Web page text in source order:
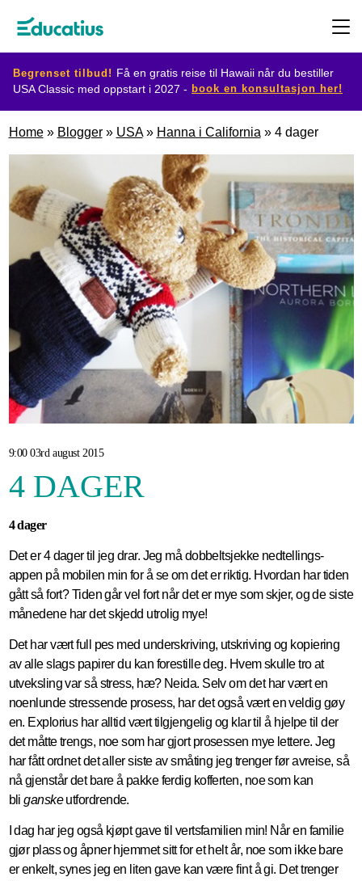
Begrenset tilbud! Få en gratis reise til Hawaii når du bestiller
USA Classic med oppstart i 2027 - book en konsultasjon her!
Utvekslingsprogram
Planlegg
din
utveksling
Bli
vertsfamilie
Home» Blogger» USA» Hanna i California » 4 dager
9:00 03rd august 2015
4 DAGER
4 dager
Det er 4 dager til jeg drar. Jeg må dobbeltsjekke nedtellings-
appen på mobilen min for å se om det er riktig. Hvordan har tiden
gått så fort? Tiden går vel fort når det er mye som skjer, og de siste
månedene har det skjedd utrolig mye!
Det har vært full pes med underskriving, utskriving og kopiering
av alle slags papirer du kan forestille deg. Hvem skulle tro at
utveksling var så stress, hæ? Neida. Selv om det har vært en
noenlunde stressende prosess, har det også vært en veldig gøy
en. Explorius har alltid vært tilgjengelig og klar til å hjelpe til der
det måtte trengs, noe som har gjort prosessen mye lettere. Jeg
har fått ordnet det aller siste av småting jeg trenger før avreise, så
nå gjenstår det bare å pakke ferdig kofferten, noe som kan
bliganskeutfordrende.
I dag har jeg også kjøpt gave til vertsfamilien min! Når en familie
gjør plass og åpner hjemmet sitt for et helt år, noe som ikke bare
er enkelt, synes jeg en liten gave kan være fint å gi. Det trenger